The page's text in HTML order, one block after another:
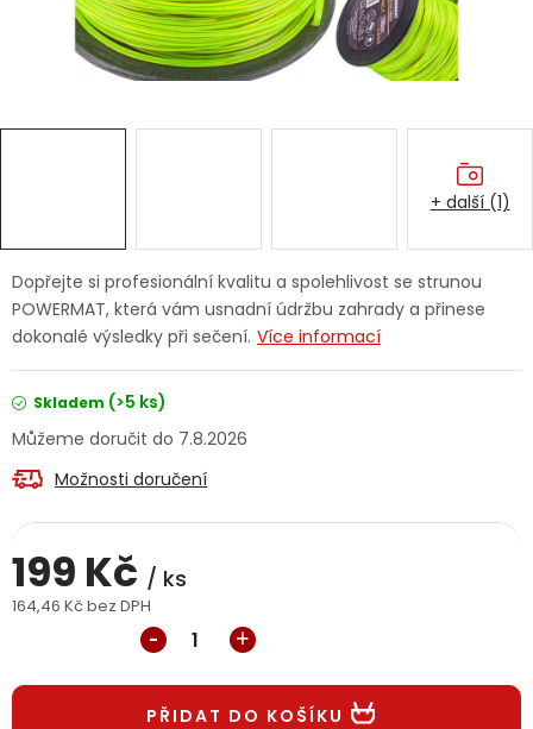
Ochranné pomůcky
Jaký je aktuální stav mé objednávky?
Velkoobchodní spolupráce (B2B)
Doprava a platba
PODPORA
Odstoupení ve lhůtě 14 dní
Dopřejte si profesionální kvalitu a spolehlivost se strunou
POWERMAT, která vám usnadní údržbu zahrady a přinese
dokonalé výsledky při sečení. Více informací
Skladem (>5 ks)
7.8.2026
Možnosti doručení
199 Kč / ks
164,46 Kč bez DPH
PŘIDAT DO KOŠÍKU
+ další (1)